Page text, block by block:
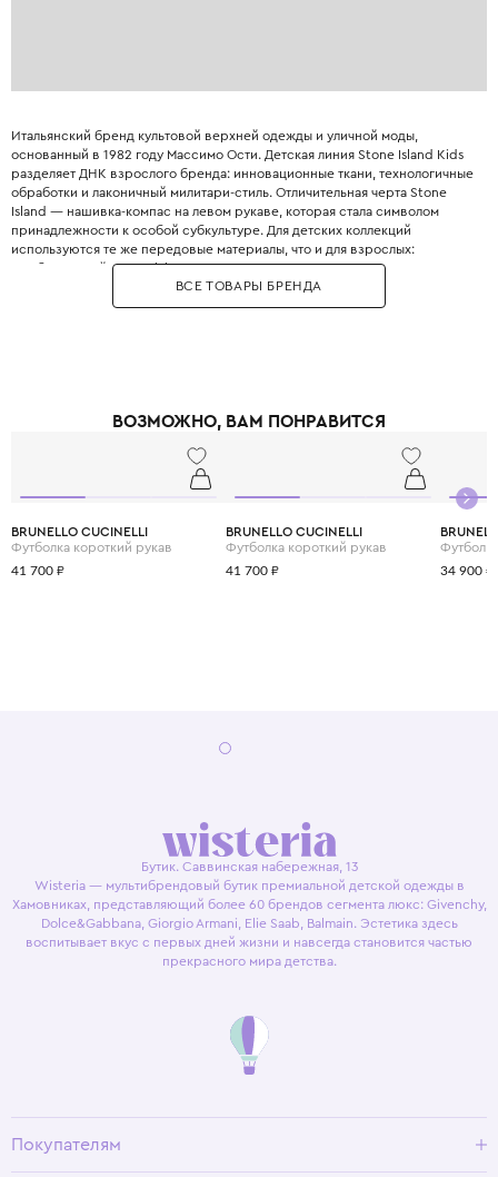
Итальянский бренд культовой верхней одежды и уличной моды,
основанный в 1982 году Массимо Ости. Детская линия Stone Island Kids
разделяет ДНК взрослого бренда: инновационные ткани, технологичные
обработки и лаконичный милитари-стиль. Отличительная черта Stone
Island — нашивка-компас на левом рукаве, которая стала символом
принадлежности к особой субкультуре. Для детских коллекций
используются те же передовые материалы, что и для взрослых:
мембраны, нейлон с эффектом металлик, термочувствительные ткани и
карбон. Ассортимент включает куртки-бомберы, пуховики, парки,
толстовки, футболки, брюки карго и джинсы. Каждая модель Stone Island
Выбирая Stone Island Kids, вы покупаете своему ребёнку не просто
защитит его в любую погоду и сделает частью модной истории.
ВСЕ ТОВАРЫ БРЕНДА
ВОЗМОЖНО, ВАМ ПОНРАВИТСЯ
BRUNELLO CUCINELLI
Футболка короткий рукав
41 700 ₽
BRUNELLO CUCINELLI
Футболка короткий рукав
41 700 ₽ 34 900 ₽
Бутик. Саввинская набережная, 13
Wisteria — мультибрендовый бутик премиальной детской одежды в
Хамовниках, представляющий более 60 брендов сегмента люкс: Givenchy,
Dolce&Gabbana, Giorgio Armani, Elie Saab, Balmain. Эстетика здесь
воспитывает вкус с первых дней жизни и навсегда становится частью
прекрасного мира детства.
Покупателям